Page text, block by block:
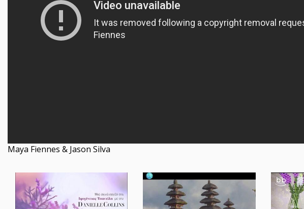
Maya Fiennes & Jason Silva